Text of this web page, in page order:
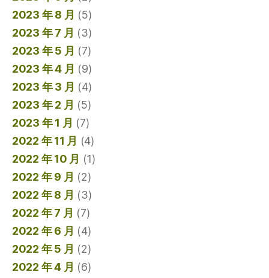
2023 年 8 月 (5)
2023 年 7 月 (3)
2023 年 5 月 (7)
2023 年 4 月 (9)
2023 年 3 月 (4)
2023 年 2 月 (5)
2023 年 1 月 (7)
2022 年 11 月 (4)
2022 年 10 月 (1)
2022 年 9 月 (2)
2022 年 8 月 (3)
2022 年 7 月 (7)
2022 年 6 月 (4)
2022 年 5 月 (2)
2022 年 4 月 (6)